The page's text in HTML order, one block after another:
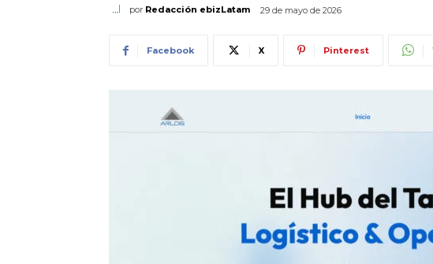
por Redacción ebizLatam 29 de mayo de 2026
Facebook X Pinterest